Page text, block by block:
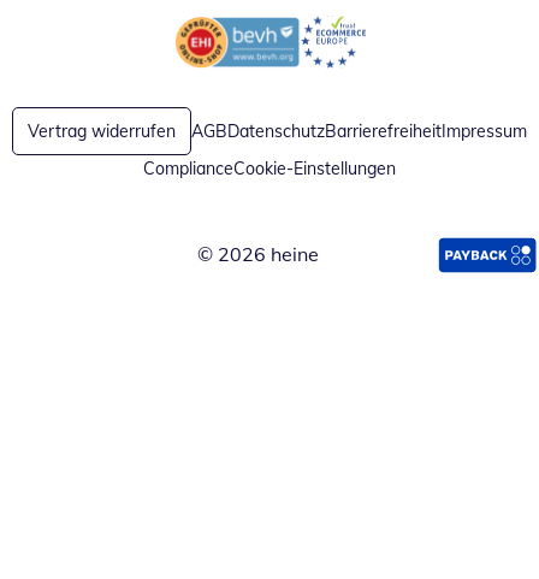
Öffnet in neuem FensterÖffnet in neuem Fenster
Vertrag widerrufen AGBDatenschutzBarrierefreiheitImpressum
ComplianceCookie-Einstellungen
© 2026 heine